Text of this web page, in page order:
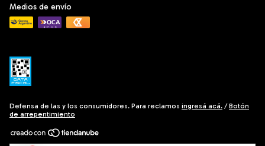
Medios de envío
Defensa de las y los consumidores. Para reclamos ingresá acá. / Botón
de arrepentimiento